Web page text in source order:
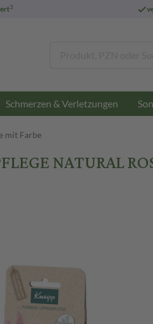
3
Schmerzen & Verletzungen
mit Farbe
NATURAL